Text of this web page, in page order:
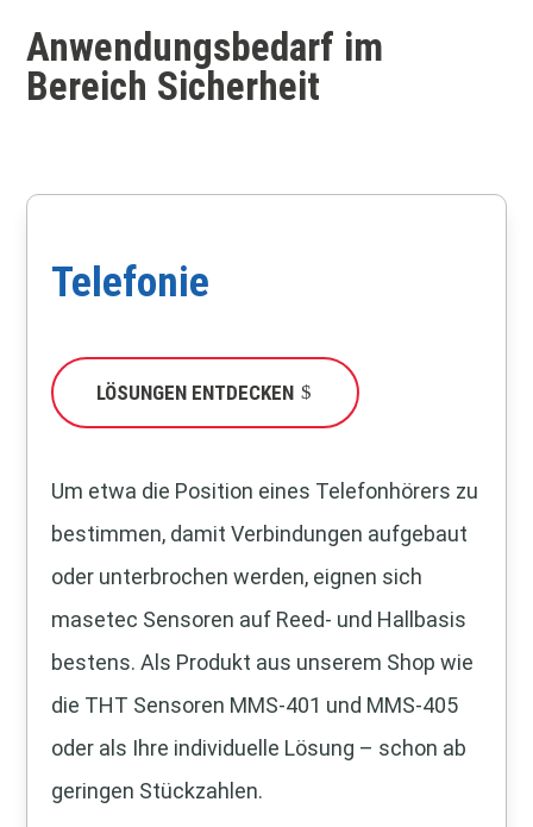
Anwendungsbedarf im
Bereich Sicherheit
Telefonie
LÖSUNGEN ENTDECKEN
Um etwa die Position eines Telefonhörers zu
bestimmen, damit Verbindungen aufgebaut
oder unterbrochen werden, eignen sich
masetec Sensoren auf Reed- und Hallbasis
bestens. Als Produkt aus unserem Shop wie
die THT Sensoren MMS-401 und MMS-405
oder als Ihre individuelle Lösung – schon ab
geringen Stückzahlen.